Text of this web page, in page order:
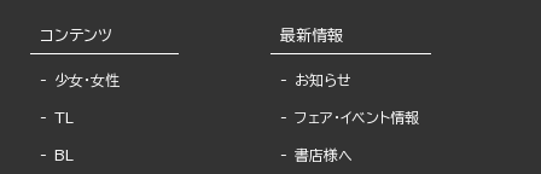
コンテンツ
少女・女性
TL
BL
最新情報
お知らせ
フェア・イベント情報
書店様へ